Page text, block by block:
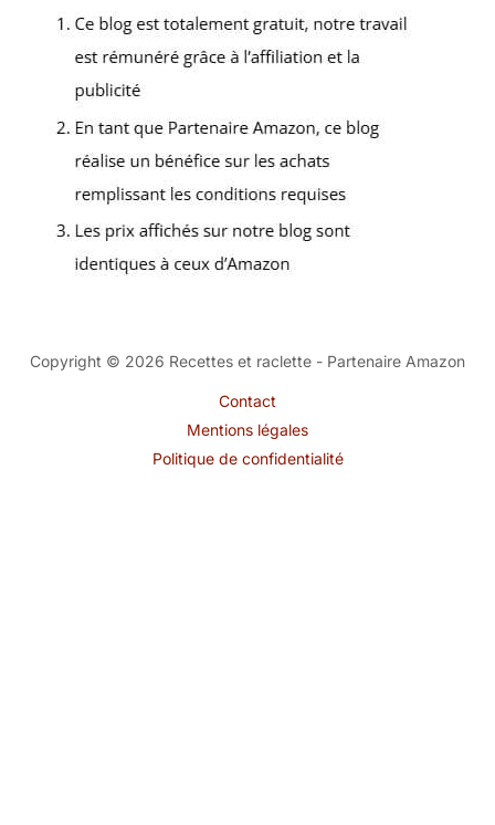
Copyright © 2026 Recettes et raclette - Partenaire Amazon
Contact
Mentions légales
Politique de confidentialité